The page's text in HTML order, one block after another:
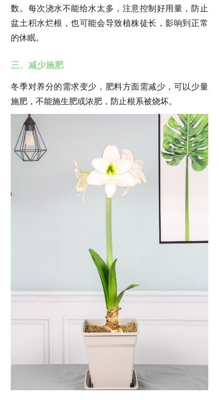
数。每次浇水不能给水太多，注意控制好用量，防止
盆土积水烂根，也可能会导致植株徒长，影响到正常
的休眠。
三、减少施肥
冬季对养分的需求变少，肥料方面需减少，可以少量
施肥，不能施生肥或浓肥，防止根系被烧坏。